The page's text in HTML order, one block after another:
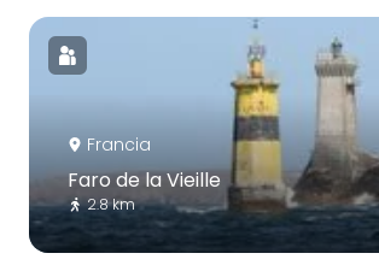
Francia
Faro de la Vieille
2.8 km